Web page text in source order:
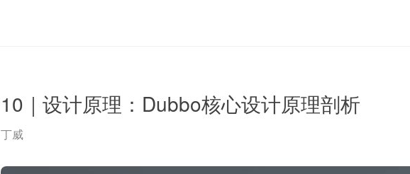
10｜设计原理：Dubbo核心设计原理剖析
丁威